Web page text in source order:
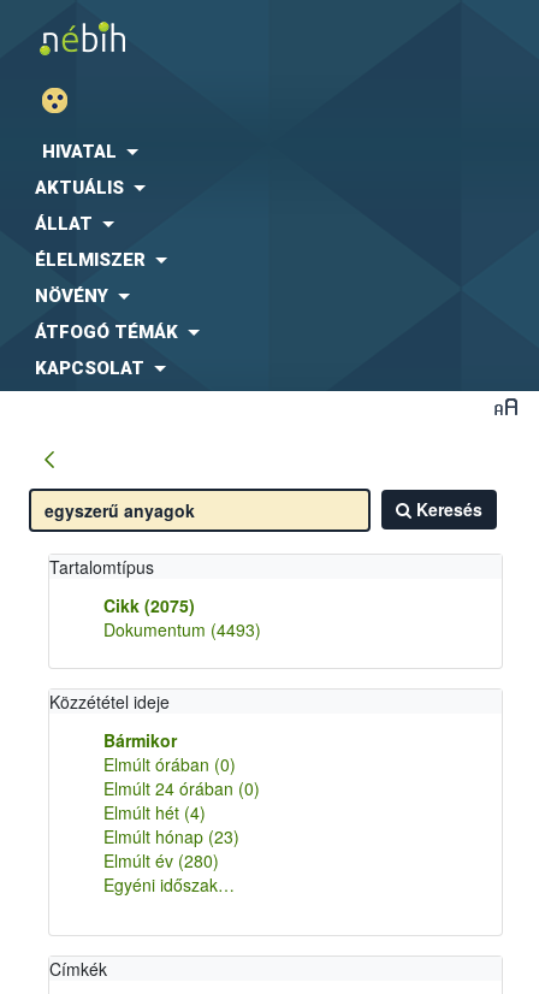
HIVATAL
AKTUÁLIS
ÁLLAT
ÉLELMISZER
NÖVÉNY
ÁTFOGÓ TÉMÁK
KAPCSOLAT
Keresés
Tartalomtípus
Cikk (2075)
Dokumentum (4493)
Közzététel ideje
Bármikor
Elmúlt órában (0)
Elmúlt 24 órában (0)
Elmúlt hét (4)
Elmúlt hónap (23)
Elmúlt év (280)
Egyéni időszak…
Címkék